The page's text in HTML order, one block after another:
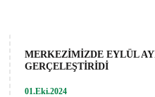
MERKEZİMİZDE EYLÜL
GERÇELEŞTİRİDİ
01.Eki.2024